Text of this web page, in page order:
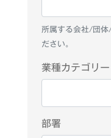
所属する会社/団体
ださい。
業種カテゴリー
部署